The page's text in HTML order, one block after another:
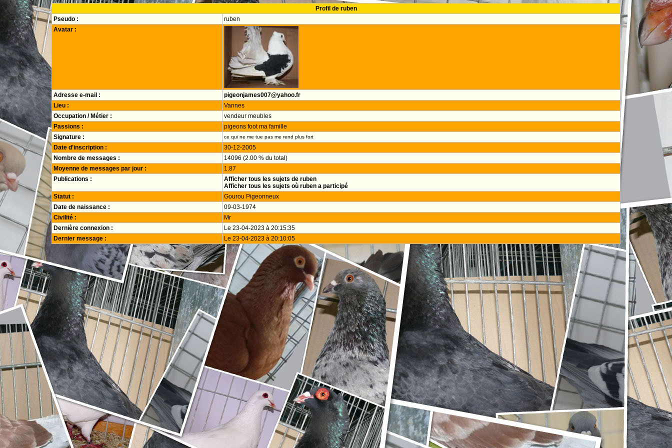
Profil de ruben
Pseudo :
ruben
Avatar :
Adresse e-mail :
pigeonjames007@yahoo.fr
Lieu :
Vannes
Occupation / Métier :
vendeur meubles
Passions :
pigeons foot ma famille
Signature :
ce qui ne me tue pas me rend plus fort
Date d'inscription :
30-12-2005
Nombre de messages :
14096 (2.00 % du total)
Moyenne de messages par jour :
1.87
Publications :
Afficher tous les sujets de ruben
Afficher tous les sujets où ruben a participé
Statut :
Gourou Pigeonneux
Date de naissance :
09-03-1974
Civilité :
Mr
Dernière connexion :
Le 23-04-2023 à 20:15:35
Dernier message :
Le 23-04-2023 à 20:10:05